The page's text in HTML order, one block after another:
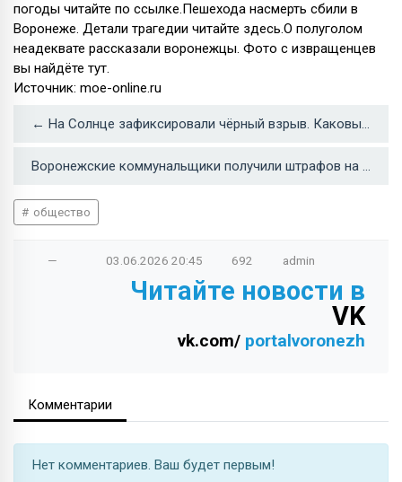
погоды читайте по ссылке.Пешехода насмерть сбили в
Воронеже. Детали трагедии читайте здесь.О полуголом
неадеквате рассказали воронежцы. Фото с извращенцев
вы найдёте тут.
Источник: moe-online.ru
← На Солнце зафиксировали чёрный взрыв. Каковы последствия для Земли?
Воронежские коммунальщики получили штрафов на почти 200 тысяч рублей →
общество
— 03.06.2026 20:45 692 admin
Читайте новости в
VK
vk.com/ portalvoronezh
Комментарии
Нет комментариев. Ваш будет первым!